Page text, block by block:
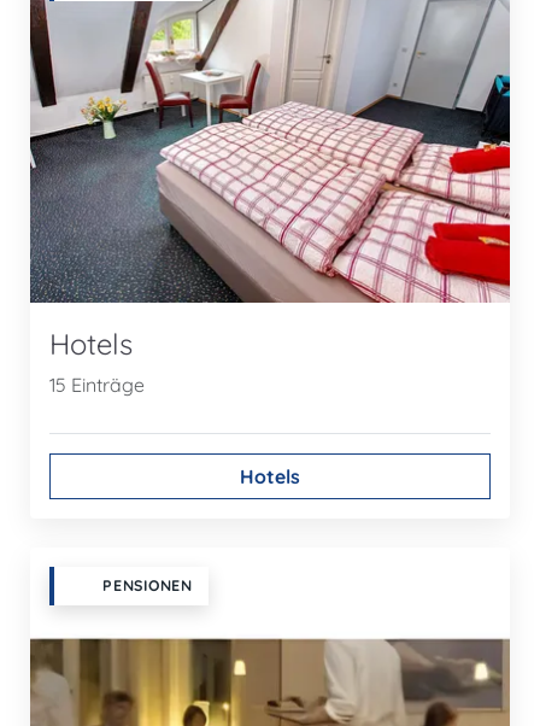
Hotels
15 Einträge
Hotels
PENSIONEN